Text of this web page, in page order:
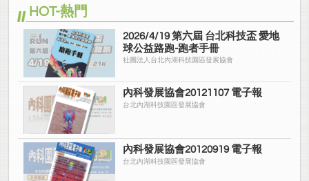
HOT-熱門
2026/4/19 第六屆 台北科技盃 愛地
球公益路跑-跑者手冊
社團法人台北內湖科技園區發展協會
內科發展協會20121107 電子報
台北內湖科技園區發展協會
內科發展協會20120919 電子報
台北內湖科技園區發展協會